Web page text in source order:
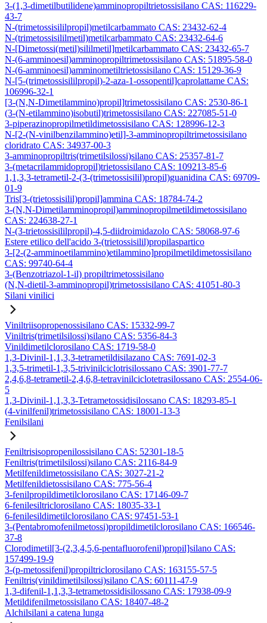
3-(1,3-dimetilbutilidene)amminopropiltrietossisilano CAS: 116229-
43-7
N-(trimetossisililpropil)metilcarbammato CAS: 23432-62-4
N-(trimetossisililmetil)metilcarbammato CAS: 23432-64-6
N-[Dimetossi(metil)sililmetil]metilcarbammato CAS: 23432-65-7
N-(6-amminoesil)amminopropiltrimetossisilano CAS: 51895-58-0
N-(6-amminoesil)amminometiltrietossisilano CAS: 15129-36-9
N-[5-(trimetossisililpropil)-2-aza-1-ossopentil]caprolattame CAS:
106996-32-1
[3-(N,N-Dimetilammino)propil]trimetossisilano CAS: 2530-86-1
(3-(N-etilammino)isobutil)trimetossisilano CAS: 227085-51-0
3-piperazinopropilmetildimetossisilano CAS: 128996-12-3
N-[2-(N-vinilbenzilammino)etil]-3-amminopropiltrimetossisilano
cloridrato CAS: 34937-00-3
3-amminopropiltris(trimetilsilossi)silano CAS: 25357-81-7
3-(metacrilammidopropil)trietossisilano CAS: 109213-85-6
1,1,3,3-tetrametil-2-(3-(trimetossisilil)propil)guanidina CAS: 69709-
01-9
Tris[3-(trietossisilil)propil]ammina CAS: 18784-74-2
3-(N,N-Dimetilamminopropil)amminopropilmetildimetossisilano
CAS: 224638-27-1
N-(3-trietossisililpropil)-4,5-diidroimidazolo CAS: 58068-97-6
Estere etilico dell'acido 3-(trietossisilil)propilaspartico
3-[2-(2-amminoetilammino)etilammino]propilmetildimetossisilano
CAS: 99740-64-4
3-(Benzotriazol-1-il) propiltrimetossisilano
(N,N-dietil-3-amminopropil)trimetossisilano CAS: 41051-80-3
Silani vinilici
Viniltriisopropenossisilano CAS: 15332-99-7
Viniltris(trimetilsilossi)silano CAS: 5356-84-3
Vinildimetilclorosilano CAS: 1719-58-0
1,3-Divinil-1,1,3,3-tetrametildisilazano CAS: 7691-02-3
1,3,5-trimetil-1,3,5-trivinilciclotrisilossano CAS: 3901-77-7
2,4,6,8-tetrametil-2,4,6,8-tetravinilciclotetrasilossano CAS: 2554-06-
5
1,3-Divinil-1,1,3,3-Tetrametossidisilossano CAS: 18293-85-1
(4-vinilfenil)trimetossisilano CAS: 18001-13-3
Fenilsilani
Feniltrisisopropenilossisilano CAS: 52301-18-5
Feniltris(trimetilsilossi)silano CAS: 2116-84-9
Metilfenildimetossisilano CAS: 3027-21-2
Metilfenildietossisilano CAS: 775-56-4
3-fenilpropildimetilclorosilano CAS: 17146-09-7
6-fenilesiltriclorosilano CAS: 18035-33-1
6-fenilesildimetilclorosilano CAS: 97451-53-1
3-(Pentabromofenilmetossi)propildimetilclorosilano CAS: 166546-
37-8
Clorodimetil[3-(2,3,4,5,6-pentafluorofenil)propil]silano CAS:
157499-19-9
3-(p-metossifenil)propiltriclorosilano CAS: 163155-57-5
Feniltris(vinildimetilsilossi)silano CAS: 60111-47-9
1,3-difenil-1,1,3,3-tetrametossidisilossano CAS: 17938-09-9
Metildifenilmetossisilano CAS: 18407-48-2
Alchilsilani a catena lunga